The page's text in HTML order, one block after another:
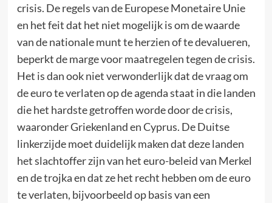
crisis. De regels van de Europese Monetaire Unie
en het feit dat het niet mogelijk is om de waarde
van de nationale munt te herzien of te devalueren,
beperkt de marge voor maatregelen tegen de crisis.
Het is dan ook niet verwonderlijk dat de vraag om
de euro te verlaten op de agenda staat in die landen
die het hardste getroffen worde door de crisis,
waaronder Griekenland en Cyprus. De Duitse
linkerzijde moet duidelijk maken dat deze landen
het slachtoffer zijn van het euro-beleid van Merkel
en de trojka en dat ze het recht hebben om de euro
te verlaten, bijvoorbeeld op basis van een